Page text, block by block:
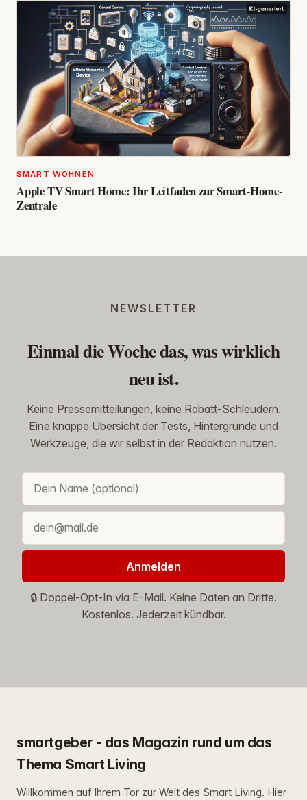
SMART WOHNEN
Apple TV Smart Home: Ihr Leitfaden zur Smart-Home-
Zentrale
NEWSLETTER
Einmal die Woche das, was wirklich
neu ist.
Keine Pressemitteilungen, keine Rabatt-Schleudern.
Eine knappe Übersicht der Tests, Hintergründe und
Werkzeuge, die wir selbst in der Redaktion nutzen.
Anmelden
🔒 Doppel-Opt-In via E-Mail. Keine Daten an Dritte.
Kostenlos. Jederzeit kündbar.
smartgeber - das Magazin rund um das
Thema Smart Living
Willkommen auf Ihrem Tor zur Welt des Smart Living. Hier